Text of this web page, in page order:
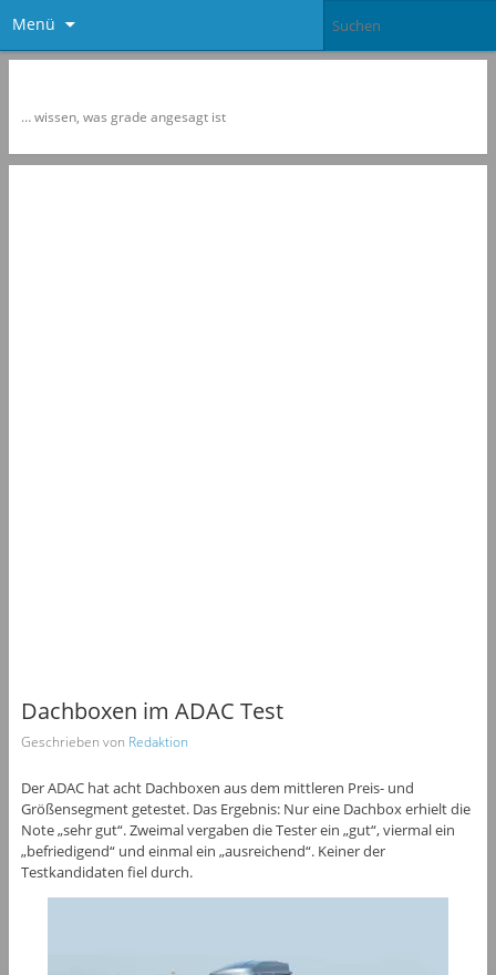
Menü
… wissen, was grade angesagt ist
Dachboxen im ADAC Test
Geschrieben von Redaktion
Der ADAC hat acht Dachboxen aus dem mittleren Preis- und
Größensegment getestet. Das Ergebnis: Nur eine Dachbox erhielt die
Note „sehr gut“. Zweimal vergaben die Tester ein „gut“, viermal ein
„befriedigend“ und einmal ein „ausreichend“. Keiner der
Testkandidaten fiel durch.